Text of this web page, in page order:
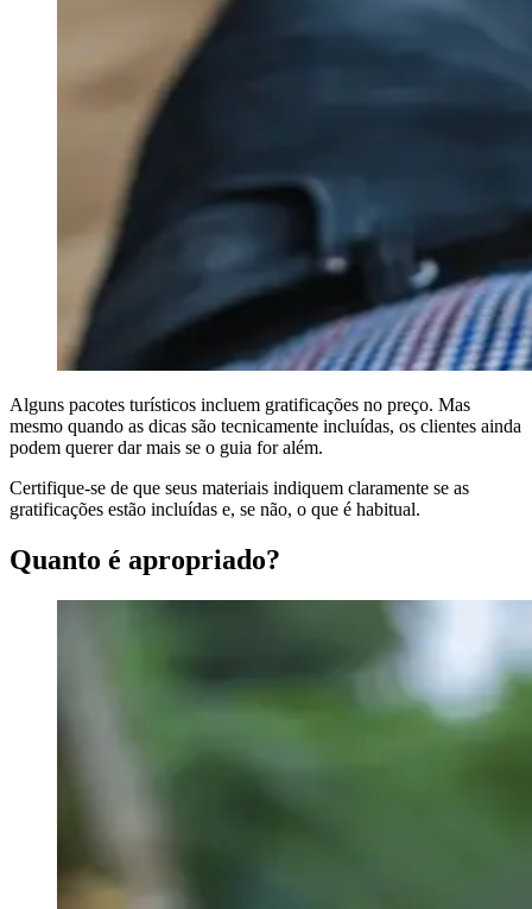
Alguns pacotes turísticos incluem gratificações no preço. Mas
mesmo quando as dicas são tecnicamente incluídas, os clientes ainda
podem querer dar mais se o guia for além.
Certifique-se de que seus materiais indiquem claramente se as
gratificações estão incluídas e, se não, o que é habitual.
Quanto é apropriado?